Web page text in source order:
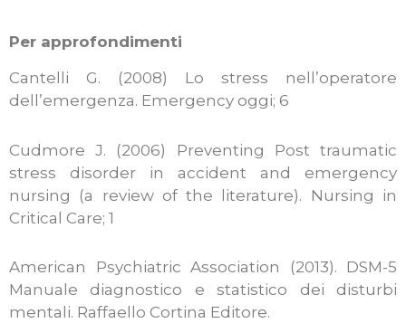
Per approfondimenti
Cantelli G. (2008) Lo stress nell’operatore
dell’emergenza. Emergency oggi; 6
Cudmore J. (2006) Preventing Post traumatic
stress disorder in accident and emergency
nursing (a review of the literature). Nursing in
Critical Care; 1
American Psychiatric Association (2013). DSM-5
Manuale diagnostico e statistico dei disturbi
mentali. Raffaello Cortina Editore.